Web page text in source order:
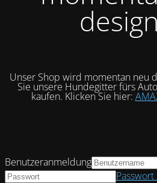
Unser Shop wird momentan neu
Sie unsere Hundegitter fürs
kaufen. Klicken Sie hier:
Benutzeranmeldung